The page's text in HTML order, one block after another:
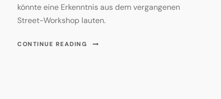
könnte eine Erkenntnis aus dem vergangenen
Street-Workshop lauten.
CONTINUE READING